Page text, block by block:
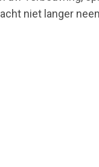
niet langer